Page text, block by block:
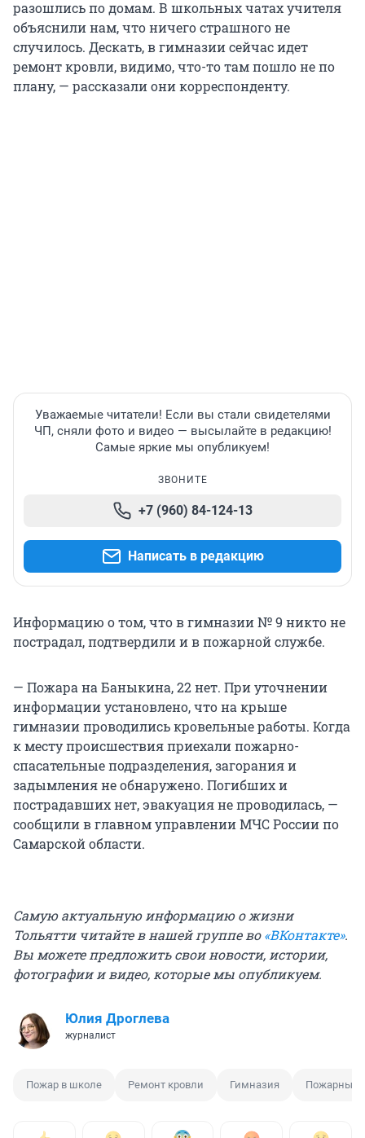
разошлись по домам. В школьных чатах учителя
объяснили нам, что ничего страшного не
случилось. Дескать, в гимназии сейчас идет
ремонт кровли, видимо, что-то там пошло не по
плану, — рассказали они корреспонденту.
Уважаемые читатели! Если вы стали свидетелями
ЧП, сняли фото и видео — высылайте в редакцию!
Самые яркие мы опубликуем!
ЗВОНИТЕ
+7 (960) 84-124-13
Написать в редакцию
Информацию о том, что в гимназии № 9 никто не
пострадал, подтвердили и в пожарной службе.
— Пожара на Баныкина, 22 нет. При уточнении
информации установлено, что на крыше
гимназии проводились кровельные работы. Когда
к месту происшествия приехали пожарно-
спасательные подразделения, загорания и
задымления не обнаружено. Погибших и
пострадавших нет, эвакуация не проводилась, —
сообщили в главном управлении МЧС России по
Самарской области.
Самую актуальную информацию о жизни
Тольятти читайте в нашей группе во«ВКонтакте».
Вы можете предложить свои новости, истории,
фотографии и видео, которые мы опубликуем.
Юлия Дроглева
журналист
Пожар в школе Ремонт кровли Гимназия Пожарный